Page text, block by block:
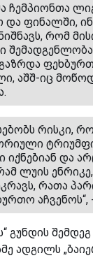
ჩემპიონთა
ფინალში,
რომ
აშშ-იც
რისკი,
და
ლუის
რათა
აჩვენოს“,
გუნდის
ადგილს